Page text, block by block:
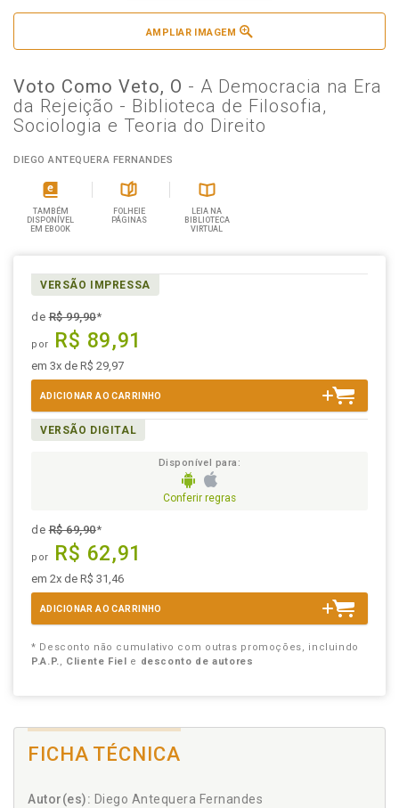
AMPLIAR IMAGEM
Voto Como Veto, O - A Democracia na Era
da Rejeição - Biblioteca de Filosofia,
Sociologia e Teoria do Direito
DIEGO ANTEQUERA FERNANDES
TAMBÉM
DISPONÍVEL
EM EBOOK
FOLHEIE
PÁGINAS
LEIA NA
BIBLIOTECA
VIRTUAL
VERSÃO IMPRESSA
deR$ 99,90*
por R$ 89,91
em 3x de R$ 29,97
ADICIONAR AO CARRINHO
VERSÃO DIGITAL
Disponível para:
Conferir regras
deR$ 69,90*
por R$ 62,91
em 2x de R$ 31,46
ADICIONAR AO CARRINHO
* Desconto não cumulativo com outras promoções, incluindo
P.A.P., Cliente Fiel e desconto de autores
FICHA TÉCNICA
Autor(es): Diego Antequera Fernandes